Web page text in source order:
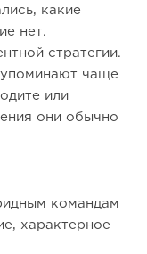
какие
нет.
стратегии.
упоминают чаще
или
они обычно
командам
характерное